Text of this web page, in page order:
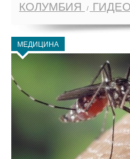
КОЛУМБИЯ
МЕДИЦИНА